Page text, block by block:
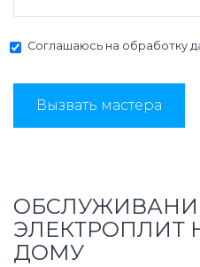
Соглашаюсь на обработку
Вызвать мастера
ЭЛЕКТРОПЛИТ
ДОМУ